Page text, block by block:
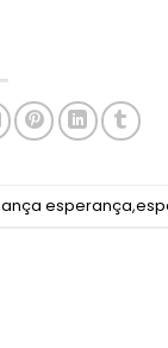
esperança,